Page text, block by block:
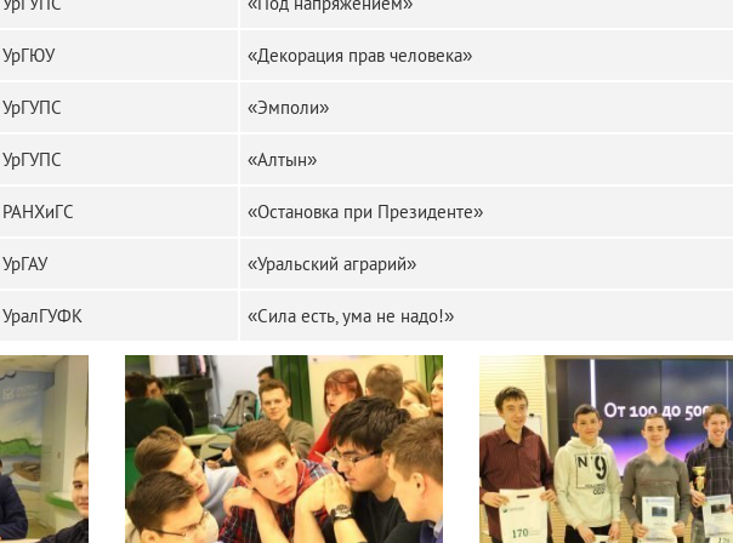
УрГЮУ «Декорация прав человека»
УрГУПС «Эмполи»
УрГУПС «Алтын»
РАНХиГС «Остановка при Президенте»
УрГАУ «Уральский аграрий»
УралГУФК «Сила есть, ума не надо!»